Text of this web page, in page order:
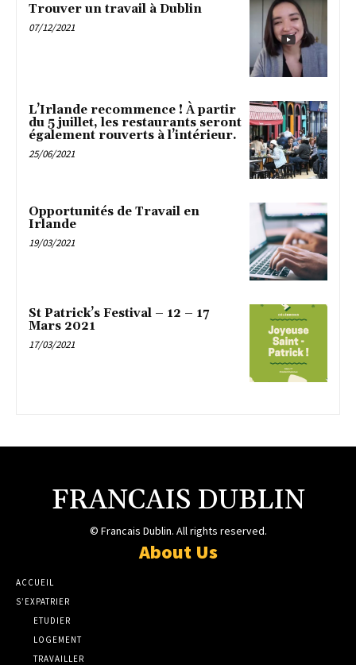
Trouver un travail à Dublin
07/12/2021
L’Irlande recommence ! À partir
du 5 juillet, les restaurants seront
également rouverts à l’intérieur.
25/06/2021
Opportunités de Travail en
Irlande
19/03/2021
St Patrick’s Festival – 12 – 17
Mars 2021
17/03/2021
FRANCAIS DUBLIN
© Francais Dublin. All rights reserved.
About Us
ACCUEIL
S’EXPATRIER
ETUDIER
LOGEMENT
TRAVAILLER